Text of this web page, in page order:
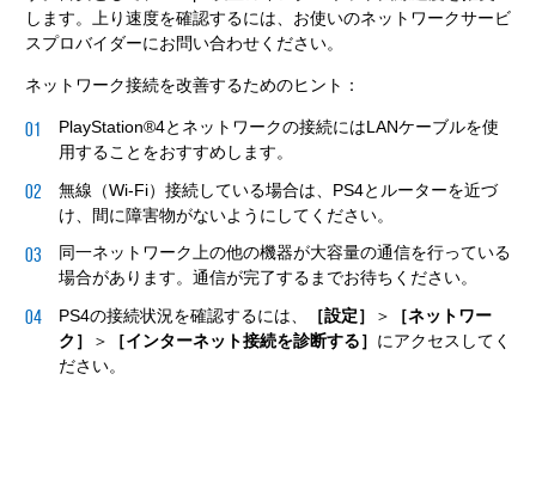
します。上り速度を確認するには、お使いのネットワークサービ
スプロバイダーにお問い合わせください。
ネットワーク接続を改善するためのヒント：
PlayStation®4とネットワークの接続にはLANケーブルを使
用することをおすすめします。
無線（Wi-Fi）接続している場合は、PS4とルーターを近づ
け、間に障害物がないようにしてください。
同一ネットワーク上の他の機器が大容量の通信を行っている
場合があります。通信が完了するまでお待ちください。
PS4の接続状況を確認するには、
［設定］ ＞
［ネットワー
ク］
＞ ［インターネット接続を診断する］ にアクセスしてく
ださい。